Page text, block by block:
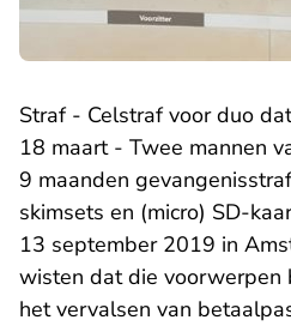
Straf - Celstraf voor duo
18 maart - Twee mannen
9 maanden
skimsets en (micro) SD-
13 september 2019 in
wisten dat die voorwerpen
het vervalsen van